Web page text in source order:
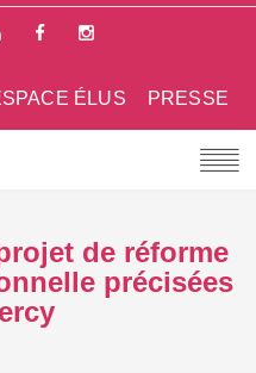
PRESSE
ÉLUS
de réforme
précisées